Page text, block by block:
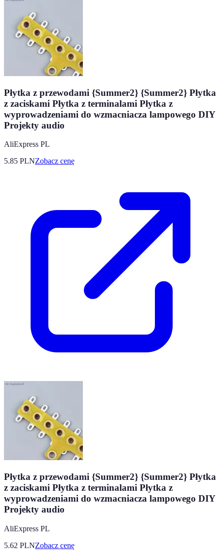
Płytka z przewodami {Summer2} {Summer2} Płytka
z zaciskami Płytka z terminalami Płytka z
wyprowadzeniami do wzmacniacza lampowego DIY
Projekty audio
AliExpress PL
5.85 PLNZobacz cenę
Płytka z przewodami {Summer2} {Summer2} Płytka
z zaciskami Płytka z terminalami Płytka z
wyprowadzeniami do wzmacniacza lampowego DIY
Projekty audio
AliExpress PL
5.62 PLNZobacz cenę